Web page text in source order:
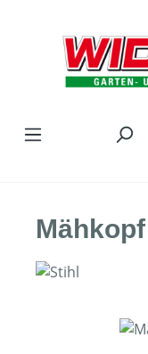
Bildergalerie